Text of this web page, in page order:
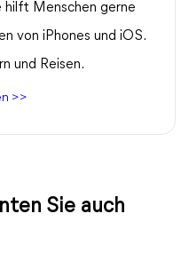
hilft Menschen gerne
von iPhones und iOS.
und Reisen.
>>
Sie auch